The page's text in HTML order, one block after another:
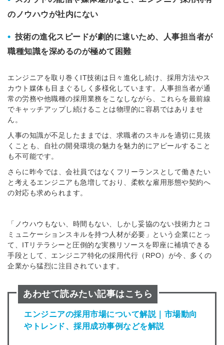
のノウハウが社内にない
• 技術の進化スピードが劇的に速いため、人事担当者が
職種知識を深めるのが極めて困難
エンジニアを取り巻くIT技術は日々進化し続け、採用方法やス
カウト媒体も目まぐるしく多様化しています。人事担当者が通
常の労務や他職種の採用業務をこなしながら、これらを最前線
でキャッチアップし続けることは物理的に容易ではありませ
ん。
人事の知識が不足したままでは、求職者のスキルを適切に見抜
くことも、自社の開発環境の魅力を魅力的にアピールすること
も不可能です。
さらに昨今では、会社員ではなくフリーランスとして働きたい
と考えるエンジニアも急増しており、柔軟な雇用形態や契約へ
の対応も求められます。
「ノウハウもない、時間もない、しかし妥協のない技術力とコ
ミュニケーションスキルを持つ人材が必要」という企業にとっ
て、ITリテラシーと圧倒的な実務リソースを即座に補填できる
手段として、エンジニア特化の採用代行（RPO）が今、多くの
企業から猛烈に注目されています。
あわせて読みたい記事はこちら
エンジニアの採用市場について解説｜市場動向
やトレンド、採用成功事例などを解説
簡単10秒！無料会員登録
採用課題の解決、新しい採用の
取り組みなどを取材したインタ
ビュー記事が読める
採用にまつわる独自の調査レポ
ートが届く
採用に役立つ記事・資料が届く
メールアドレス